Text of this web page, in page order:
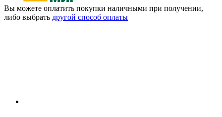
Вы можете оплатить покупки наличными при получении,
либо выбрать другой способ оплаты